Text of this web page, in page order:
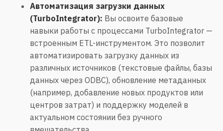
Автоматизация загрузки данных
(TurboIntegrator): Вы освоите базовые
навыки работы с процессами TurboIntegrator —
встроенным ETL-инструментом. Это позволит
автоматизировать загрузку данных из
различных источников (текстовые файлы, базы
данных через ODBC), обновление метаданных
(например, добавление новых продуктов или
центров затрат) и поддержку моделей в
актуальном состоянии без ручного